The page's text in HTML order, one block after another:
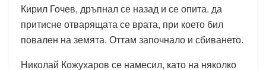
Кирил Гочев, дръпнал се назад и се опита. да
притисне отварящата се врата, при което бил
повален на земята. Оттам започнало и сбиването.
Николай Кожухаров се намесил, като на няколко